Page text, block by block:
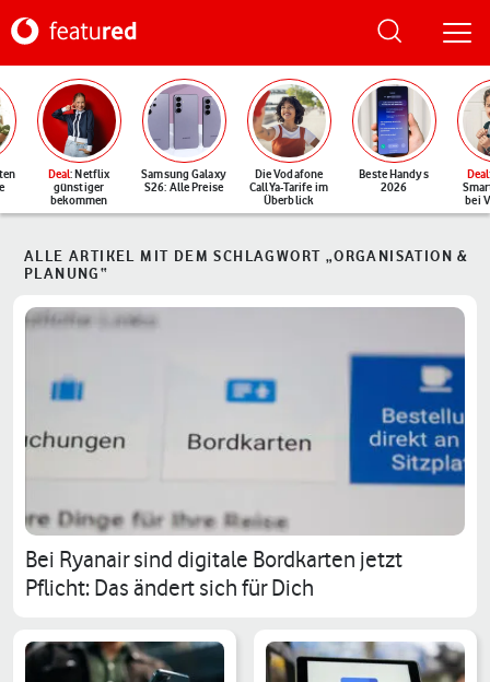
Deal: Netflix
günstiger
bekommen
Samsung Galaxy
S26: Alle Preise
Die Vodafone
CallYa-Tarife im
Überblick
Beste Handys
2026
Deal
bei
ALLE ARTIKEL MIT DEM SCHLAGWORT „ORGANISATION &
PLANUNG“
Bei Ryanair sind digitale Bordkarten jetzt
Pflicht: Das ändert sich für Dich